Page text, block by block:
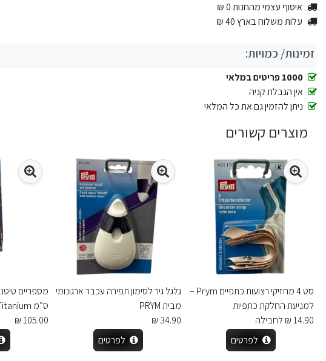
איסוף עצמי מהחנות 0 ₪
עלות משלוח בארץ 40 ₪
זמינות/ כמויות:
1000 פריטים במלאי
אין הגבלת קניה
ניתן להזמין גם את כל המלאי
מוצרים קשורים
סט 4 מחזיקי רצועות כתפיים Prym –
למניעת החלקת כתפיות
14.90 ₪ לחבילה
לפרטים
גלגל גיר לסימון תפירה עכבר ארגונומי
מבית PRYM
34.90 ₪
לפרטים
ס”מ Prym Titanium
105.00 ₪